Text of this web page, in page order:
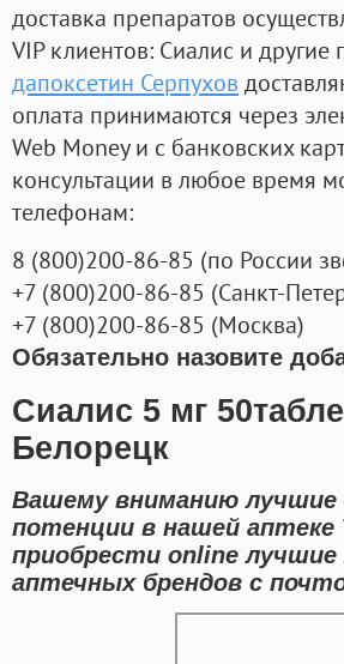
доставка препаратов
VIP клиентов: Сиалис и
дапоксетин Серпухов
оплата принимаются через
Web Money и с банковских
консультации в любое время
телефонам:
8 (800)200-86-85 (по России
+7 (800)200-86-85 (Санкт-
+7 (800)200-86-85 (Москва)
Обязательно назовите
Сиалис 5 мг
Белорецк
Вашему вниманию лучшие
потенции в нашей
приобрести online
аптечных брендов с